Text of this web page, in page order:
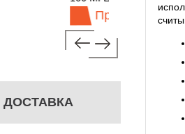
ДОСТАВКА